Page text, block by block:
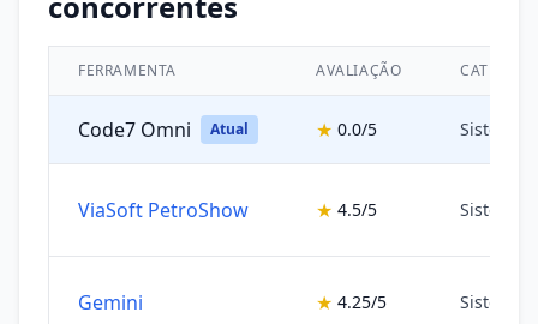
FERRAMENTA AVALIAÇÃO
Code7 Omni Atual ★ 0.0/5 Sistemas
ViaSoft PetroShow ★ 4.5/5 Sistemas
Gemini ★ 4.25/5 Sistemas